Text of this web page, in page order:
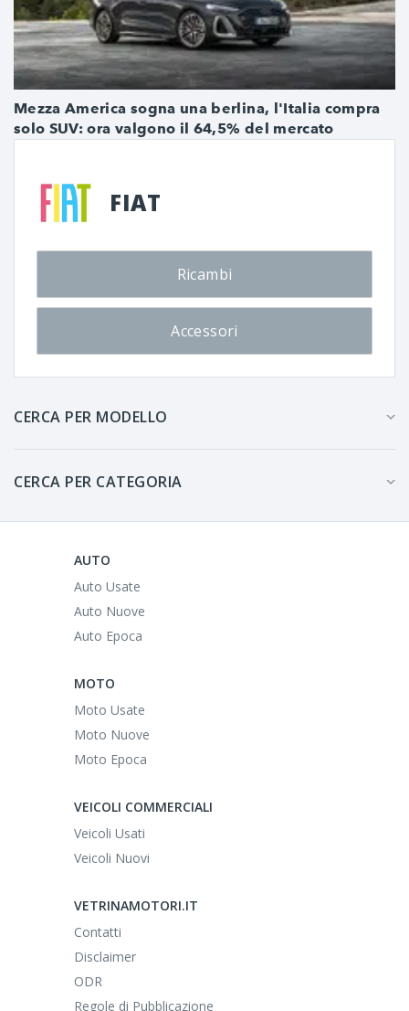
Mezza America sogna una berlina, l'Italia compra
solo SUV: ora valgono il 64,5% del mercato
FIAT
Ricambi
Accessori
CERCA PER MODELLO
CERCA PER CATEGORIA
AUTO
Auto Usate
Auto Nuove
Auto Epoca
MOTO
Moto Usate
Moto Nuove
Moto Epoca
VEICOLI COMMERCIALI
Veicoli Usati
Veicoli Nuovi
VETRINAMOTORI.IT
Contatti
Disclaimer
ODR
Regole di Pubblicazione